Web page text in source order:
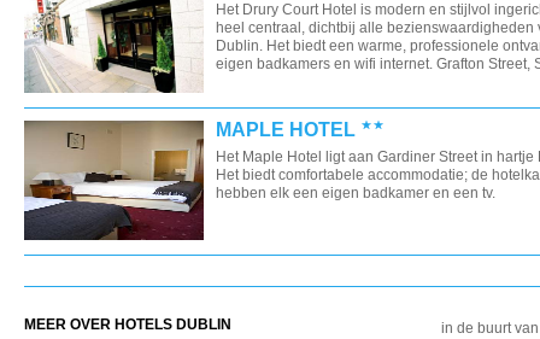
Het Drury Court Hotel is modern en stijlvol
heel centraal, dichtbij alle bezienswaardigheden
Dublin. Het biedt een warme, professionele
eigen badkamers en wifi internet. Grafton Street,
MAPLE HOTEL
Het Maple Hotel ligt aan Gardiner Street in hartje
Het biedt comfortabele accommodatie; de
hebben elk een eigen badkamer en een tv.
MEER OVER HOTELS DUBLIN
in de buurt